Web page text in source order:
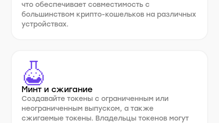
что обеспечивает совместимость с
большинством крипто-кошельков на различных
устройствах.
Минт и сжигание
Создавайте токены с ограниченным или
неограниченным выпуском, а также
сжигаемые токены. Владельцы токенов могут